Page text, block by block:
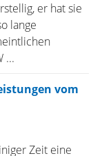
er hat sie
lange
...
vom
Zeit eine